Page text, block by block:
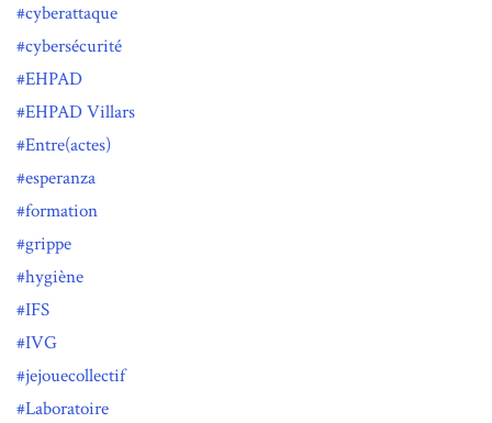
cyberattaque
cybersécurité
EHPAD
EHPAD Villars
Entre(actes)
esperanza
formation
grippe
hygiène
IFS
IVG
jejouecollectif
Laboratoire